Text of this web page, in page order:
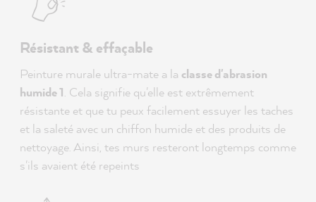
Résistant & effaçable
Peinture murale ultra-mate a la classe d'abrasion
humide 1. Cela signifie qu'elle est extrêmement
résistante et que tu peux facilement essuyer les taches
et la saleté avec un chiffon humide et des produits de
nettoyage. Ainsi, tes murs resteront longtemps comme
s'ils avaient été repeints